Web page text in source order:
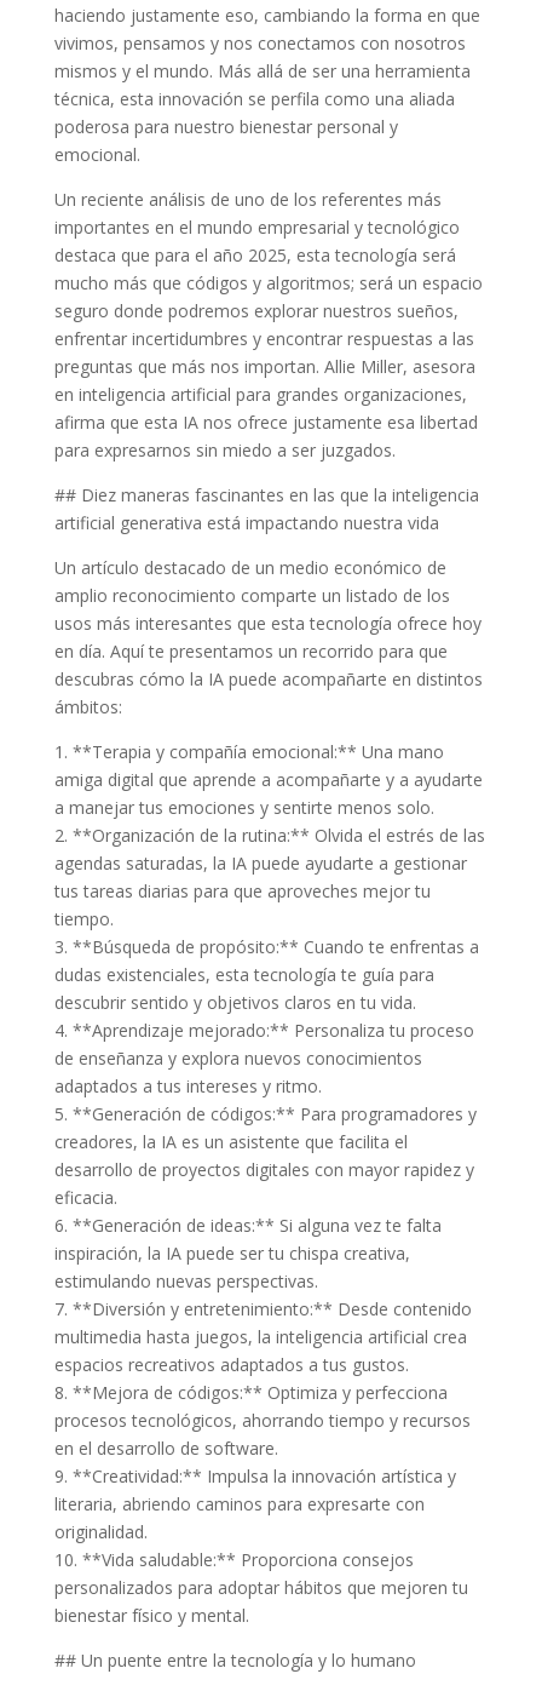
haciendo justamente eso, cambiando la forma en que
vivimos, pensamos y nos conectamos con nosotros
mismos y el mundo. Más allá de ser una herramienta
técnica, esta innovación se perfila como una aliada
poderosa para nuestro bienestar personal y
emocional.
Un reciente análisis de uno de los referentes más
importantes en el mundo empresarial y tecnológico
destaca que para el año 2025, esta tecnología será
mucho más que códigos y algoritmos; será un espacio
seguro donde podremos explorar nuestros sueños,
enfrentar incertidumbres y encontrar respuestas a las
preguntas que más nos importan. Allie Miller, asesora
en inteligencia artificial para grandes organizaciones,
afirma que esta IA nos ofrece justamente esa libertad
para expresarnos sin miedo a ser juzgados.
## Diez maneras fascinantes en las que la inteligencia
artificial generativa está impactando nuestra vida
Un artículo destacado de un medio económico de
amplio reconocimiento comparte un listado de los
usos más interesantes que esta tecnología ofrece hoy
en día. Aquí te presentamos un recorrido para que
descubras cómo la IA puede acompañarte en distintos
ámbitos:
1. **Terapia y compañía emocional:** Una mano
amiga digital que aprende a acompañarte y a ayudarte
a manejar tus emociones y sentirte menos solo.
2. **Organización de la rutina:** Olvida el estrés de las
agendas saturadas, la IA puede ayudarte a gestionar
tus tareas diarias para que aproveches mejor tu
tiempo.
3. **Búsqueda de propósito:** Cuando te enfrentas a
dudas existenciales, esta tecnología te guía para
descubrir sentido y objetivos claros en tu vida.
4. **Aprendizaje mejorado:** Personaliza tu proceso
de enseñanza y explora nuevos conocimientos
adaptados a tus intereses y ritmo.
5. **Generación de códigos:** Para programadores y
creadores, la IA es un asistente que facilita el
desarrollo de proyectos digitales con mayor rapidez y
eficacia.
6. **Generación de ideas:** Si alguna vez te falta
inspiración, la IA puede ser tu chispa creativa,
estimulando nuevas perspectivas.
7. **Diversión y entretenimiento:** Desde contenido
multimedia hasta juegos, la inteligencia artificial crea
espacios recreativos adaptados a tus gustos.
8. **Mejora de códigos:** Optimiza y perfecciona
procesos tecnológicos, ahorrando tiempo y recursos
en el desarrollo de software.
9. **Creatividad:** Impulsa la innovación artística y
literaria, abriendo caminos para expresarte con
originalidad.
10. **Vida saludable:** Proporciona consejos
personalizados para adoptar hábitos que mejoren tu
bienestar físico y mental.
## Un puente entre la tecnología y lo humano